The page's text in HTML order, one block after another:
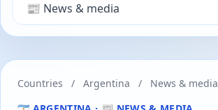
Countries / Argentina /
News & media